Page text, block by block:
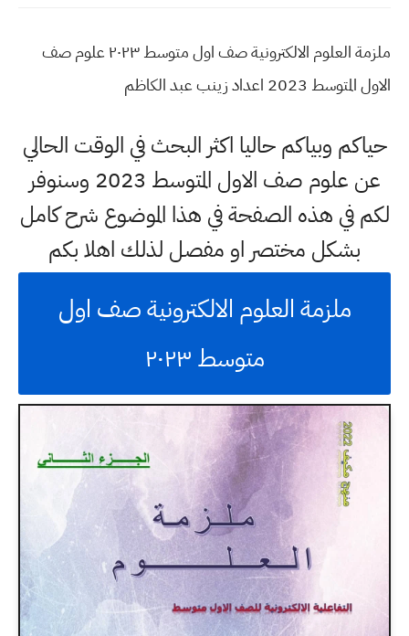
ملزمة العلوم الالكترونية صف اول متوسط ٢٠٢٣ علوم صف
الاول المتوسط 2023 اعداد زينب عبد الكاظم
حياكم وبياكم حاليا اكثر البحث في الوقت الحالي
عن علوم صف الاول المتوسط 2023 وسنوفر
لكم في هذه الصفحة في هذا الموضوع شرح كامل
بشكل مختصر او مفصل لذلك اهلا بكم
ملزمة العلوم الالكترونية صف اول
متوسط ٢٠٢٣